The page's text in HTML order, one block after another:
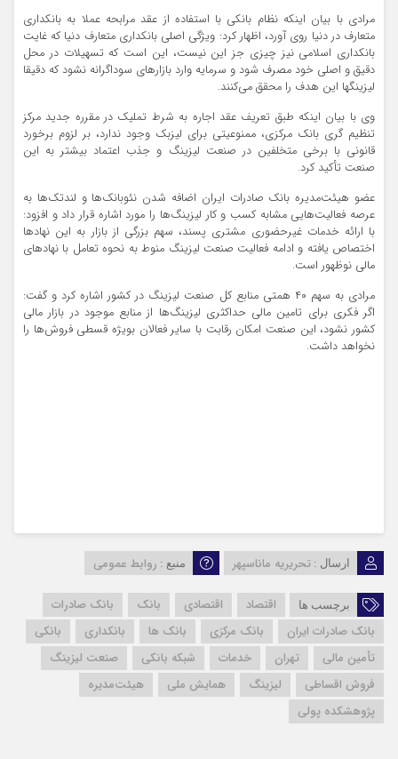
مرادی با بیان اینکه نظام بانکی با استفاده از عقد مرابحه عملا به بانکداری
متعارف در دنیا روی آورد، اظهار کرد: ویژگی اصلی بانکداری متعارف دنیا که غایت
بانکداری اسلامی نیز چیزی جز این نیست، این است که تسهیلات در محل
دقیق و اصلی خود مصرف شود و سرمایه وارد بازارهای سوداگرانه نشود که دقیقا
لیزینگها این هدف را محقق می‌کنند.
وی با بیان اینکه طبق تعریف عقد اجاره به شرط تملیک در مقرره جدید مرکز
تنظیم گری بانک مرکزی، ممنوعیتی برای لیزبک وجود ندارد، بر لزوم برخورد
قانونی با برخی متخلفین در صنعت لیزینگ و جذب اعتماد بیشتر به این
صنعت تأکید کرد.
عضو هیئت‌مدیره بانک صادرات ایران اضافه شدن نئوبانک‌ها و لندتک‌ها به
عرصه فعالیت‌هایی مشابه کسب و کار لیزینگ‌ها را مورد اشاره قرار داد و افزود:
با ارائه خدمات غیرحضوری مشتری پسند، سهم بزرگی از بازار به این نهادها
اختصاص یافته و ادامه فعالیت صنعت لیزینگ منوط به نحوه تعامل با نهادهای
مالی نوظهور است.
مرادی به سهم ۴۰ همتی منابع کل صنعت لیزینگ در کشور اشاره کرد و گفت:
اگر فکری برای تامین مالی حداکثری لیزینگ‌ها از منابع موجود در بازار مالی
کشور نشود، این صنعت امکان رقابت با سایر فعالان بویژه قسطی فروش‌ها را
نخواهد داشت.
ارسال : تحریریه ماناسپهر منبع : روابط عمومی
برچسب ها اقتصاد اقتصادی بانک
بانک صادرات
بانک صادرات ایران
بانک مرکزی بانک ها بانکداری
بانکی
تأمین مالی
تهران خدمات شبکه بانکی
صنعت لیزینگ
فروش اقساطی
لیزینگ همایش ملی
هیئت‌مدیره
پژوهشکده پولی